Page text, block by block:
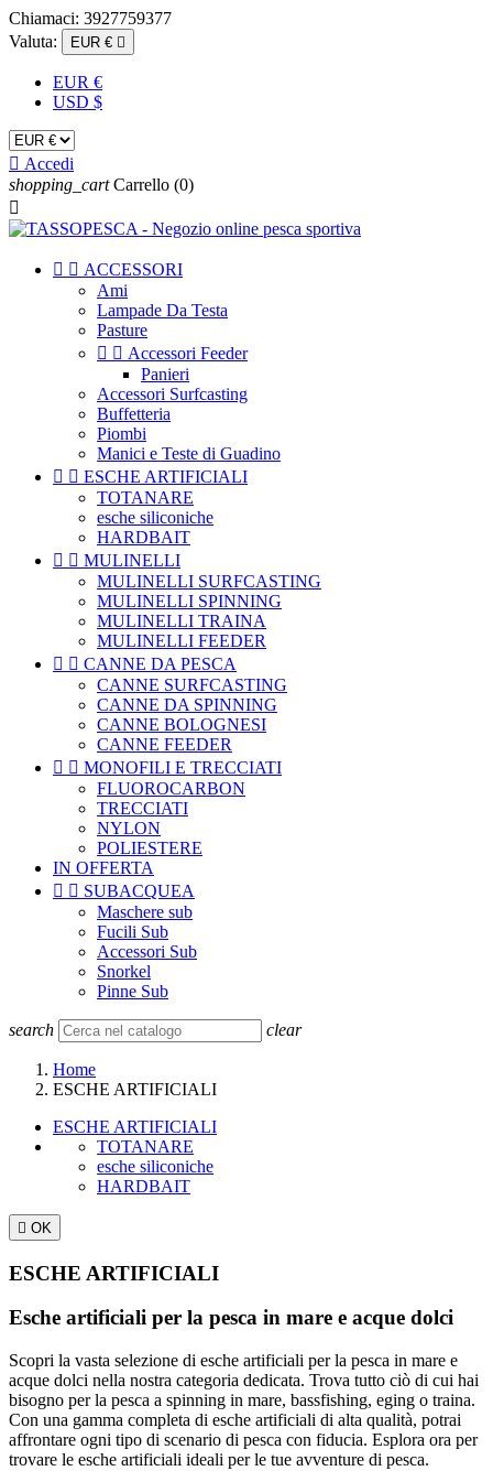
Chiamaci: 3927759377
Valuta:
EUR € 
EUR €
USD $
 Accedi
shopping_cart Carrello (0)

  ACCESSORI
Ami
Lampade Da Testa
Pasture
  Accessori Feeder
Panieri
Accessori Surfcasting
Buffetteria
Piombi
Manici e Teste di Guadino
  ESCHE ARTIFICIALI
TOTANARE
esche siliconiche
HARDBAIT
  MULINELLI
MULINELLI SURFCASTING
MULINELLI SPINNING
MULINELLI TRAINA
MULINELLI FEEDER
  CANNE DA PESCA
CANNE SURFCASTING
CANNE DA SPINNING
CANNE BOLOGNESI
CANNE FEEDER
  MONOFILI E TRECCIATI
FLUOROCARBON
TRECCIATI
NYLON
POLIESTERE
IN OFFERTA
  SUBACQUEA
Maschere sub
Fucili Sub
Accessori Sub
Snorkel
Pinne Sub
search clear
Home
ESCHE ARTIFICIALI
ESCHE ARTIFICIALI
TOTANARE
esche siliconiche
HARDBAIT
 OK
ESCHE ARTIFICIALI
Esche artificiali per la pesca in mare e acque dolci
Scopri la vasta selezione di esche artificiali per la pesca in mare e
acque dolci nella nostra categoria dedicata. Trova tutto ciò di cui hai
bisogno per la pesca a spinning in mare, bassfishing, eging o traina.
Con una gamma completa di esche artificiali di alta qualità, potrai
affrontare ogni tipo di scenario di pesca con fiducia. Esplora ora per
trovare le esche artificiali ideali per le tue avventure di pesca.